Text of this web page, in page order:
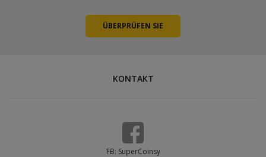
KONTAKT
FB: SuperCoinsy